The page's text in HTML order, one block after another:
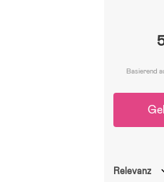
Basierend
Relevanz